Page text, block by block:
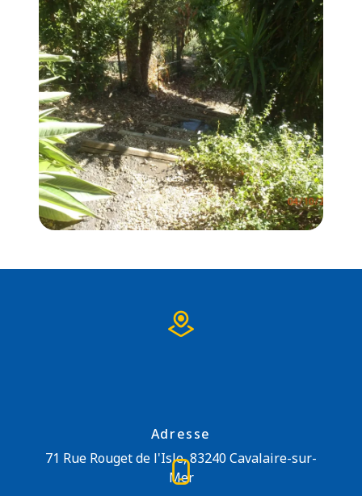
Adresse
71 Rue Rouget de l'Isle, 83240 Cavalaire-sur-
Mer